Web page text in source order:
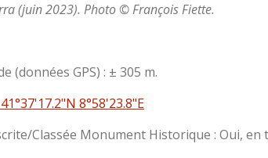
(juin 2023). Photo © François Fiette.
(données GPS) : ± 305 m.
8°58'23.8"E
Classée Monument Historique : Oui, en